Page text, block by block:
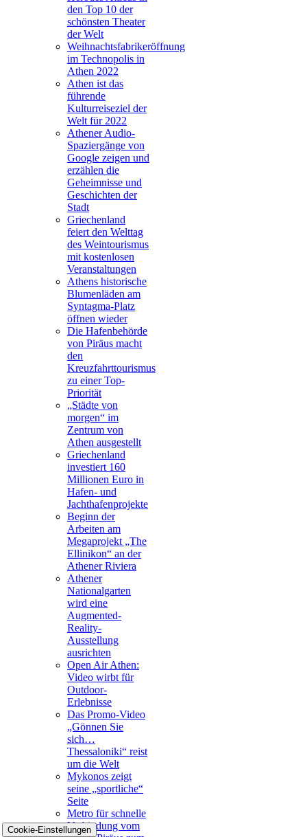
den Top 10 der
schönsten Theater
der Welt
Weihnachtsfabrikeröffnung
im Technopolis in
Athen 2022
Athen ist das
führende
Kulturreiseziel der
Welt für 2022
Athener Audio-
Spaziergänge von
Google zeigen und
erzählen die
Geheimnisse und
Geschichten der
Stadt
Griechenland
feiert den Welttag
des Weintourismus
mit kostenlosen
Veranstaltungen
Athens historische
Blumenläden am
Syntagma-Platz
öffnen wieder
Die Hafenbehörde
von Piräus macht
den
Kreuzfahrttourismus
zu einer Top-
Priorität
„Städte von
morgen“ im
Zentrum von
Athen ausgestellt
Griechenland
investiert 160
Millionen Euro in
Hafen- und
Jachthafenprojekte
Beginn der
Arbeiten am
Megaprojekt „The
Ellinikon“ an der
Athener Riviera
Athener
Nationalgarten
wird eine
Augmented-
Reality-
Ausstellung
ausrichten
Open Air Athen:
Video wirbt für
Outdoor-
Erlebnisse
Das Promo-Video
„Gönnen Sie
sich…
Thessaloniki“ reist
um die Welt
Mykonos zeigt
seine „sportliche“
Seite
Metro für schnelle
Verbindung vom
Cookie-Einstellungen